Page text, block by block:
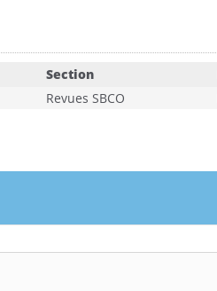
Section
Revues SBCO